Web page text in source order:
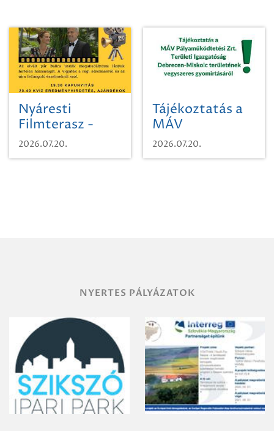
Nyáresti
Filmterasz -
Beugró a
Paradicsomba
2026.07.20.
Tájékoztatás a
MÁV
Pályaműködtetési
Zrt. Területi
2026.07.20.
NYERTES PÁLYÁZATOK